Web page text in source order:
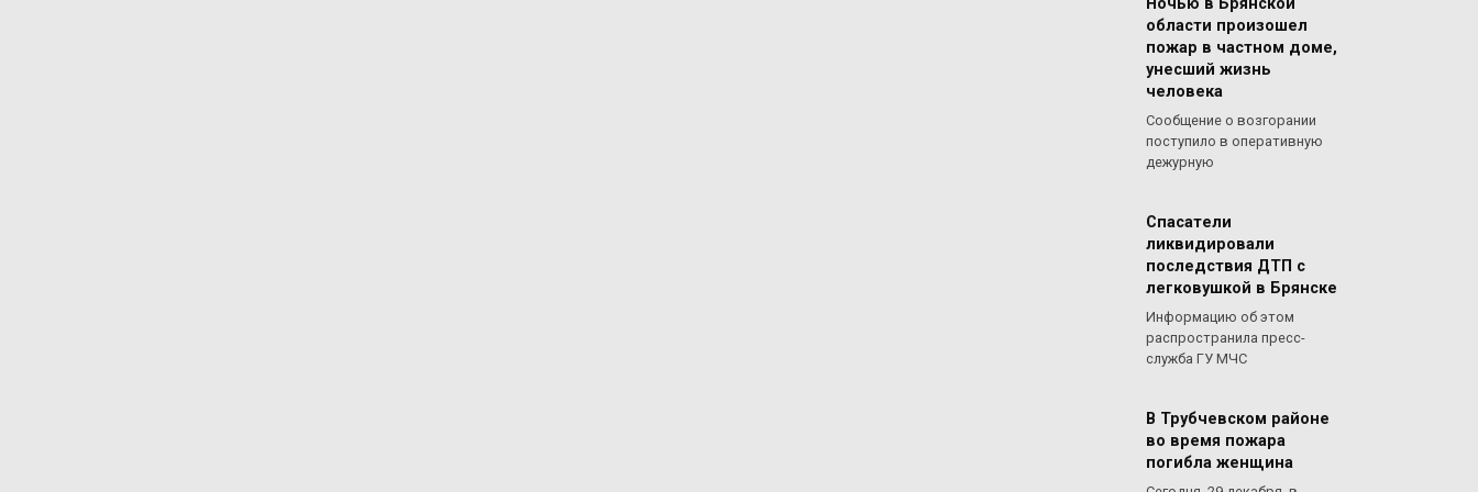
Ночью в Брянской
области произошел
пожар в частном доме,
унесший жизнь
человека
Сообщение о возгорании
поступило в оперативную
дежурную
Спасатели
ликвидировали
последствия ДТП с
легковушкой в Брянске
Информацию об этом
распространила пресс-
служба ГУ МЧС
В Трубчевском районе
во время пожара
погибла женщина